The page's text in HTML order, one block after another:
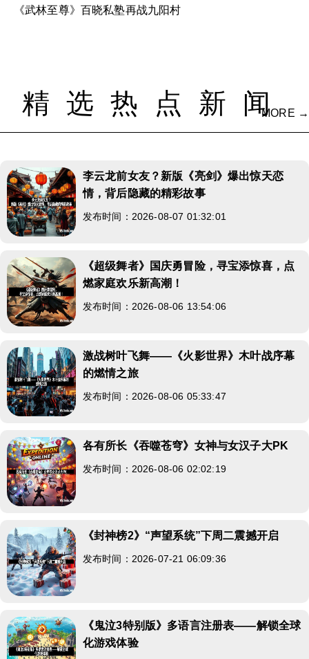
《武林至尊》百晓私塾再战九阳村
精选热点新闻
MORE →
李云龙前女友？新版《亮剑》爆出惊天恋
情，背后隐藏的精彩故事
发布时间：2026-08-07 01:32:01
《超级舞者》国庆勇冒险，寻宝添惊喜，点
燃家庭欢乐新高潮！
发布时间：2026-08-06 13:54:06
激战树叶飞舞——《火影世界》木叶战序幕
的燃情之旅
发布时间：2026-08-06 05:33:47
各有所长《吞噬苍穹》女神与女汉子大PK
发布时间：2026-08-06 02:02:19
《封神榜2》“声望系统”下周二震撼开启
发布时间：2026-07-21 06:09:36
《鬼泣3特别版》多语言注册表——解锁全球
化游戏体验